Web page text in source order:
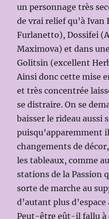
un personnage très
de vrai relief qu’à
Furlanetto), Dossifei
Maximova) et dans
Golitsin (excellent
Ainsi donc cette mise
et très concentrée
se distraire. On se
baisser le rideau aussi
puisqu’apparemment il
changements de
les tableaux, comme
stations de la Passion
sorte de marche au
d’autant plus
Peut-être eût-il fallu à